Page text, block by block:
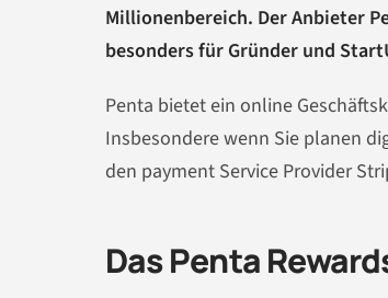
Millionenbereich. Der Anbieter
besonders für Gründer und
Penta bietet ein online
Insbesondere wenn Sie planen
den payment Service Provider
Das Penta